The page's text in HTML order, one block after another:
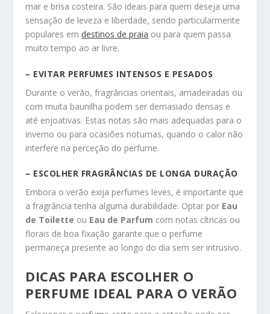
mar e brisa costeira. São ideais para quem deseja uma
sensação de leveza e liberdade, sendo particularmente
populares em destinos de praia ou para quem passa
muito tempo ao ar livre.
– EVITAR PERFUMES INTENSOS E PESADOS
Durante o verão, fragrâncias orientais, amadeiradas ou
com muita baunilha podem ser demasiado densas e
até enjoativas. Estas notas são mais adequadas para o
inverno ou para ocasiões noturnas, quando o calor não
interfere na perceção do perfume.
– ESCOLHER FRAGRÂNCIAS DE LONGA DURAÇÃO
Embora o verão exija perfumes leves, é importante que
a fragrância tenha alguma durabilidade. Optar por Eau
de Toilette ou Eau de Parfum com notas cítricas ou
florais de boa fixação garante que o perfume
permaneça presente ao longo do dia sem ser intrusivo.
DICAS PARA ESCOLHER O
PERFUME IDEAL PARA O VERÃO